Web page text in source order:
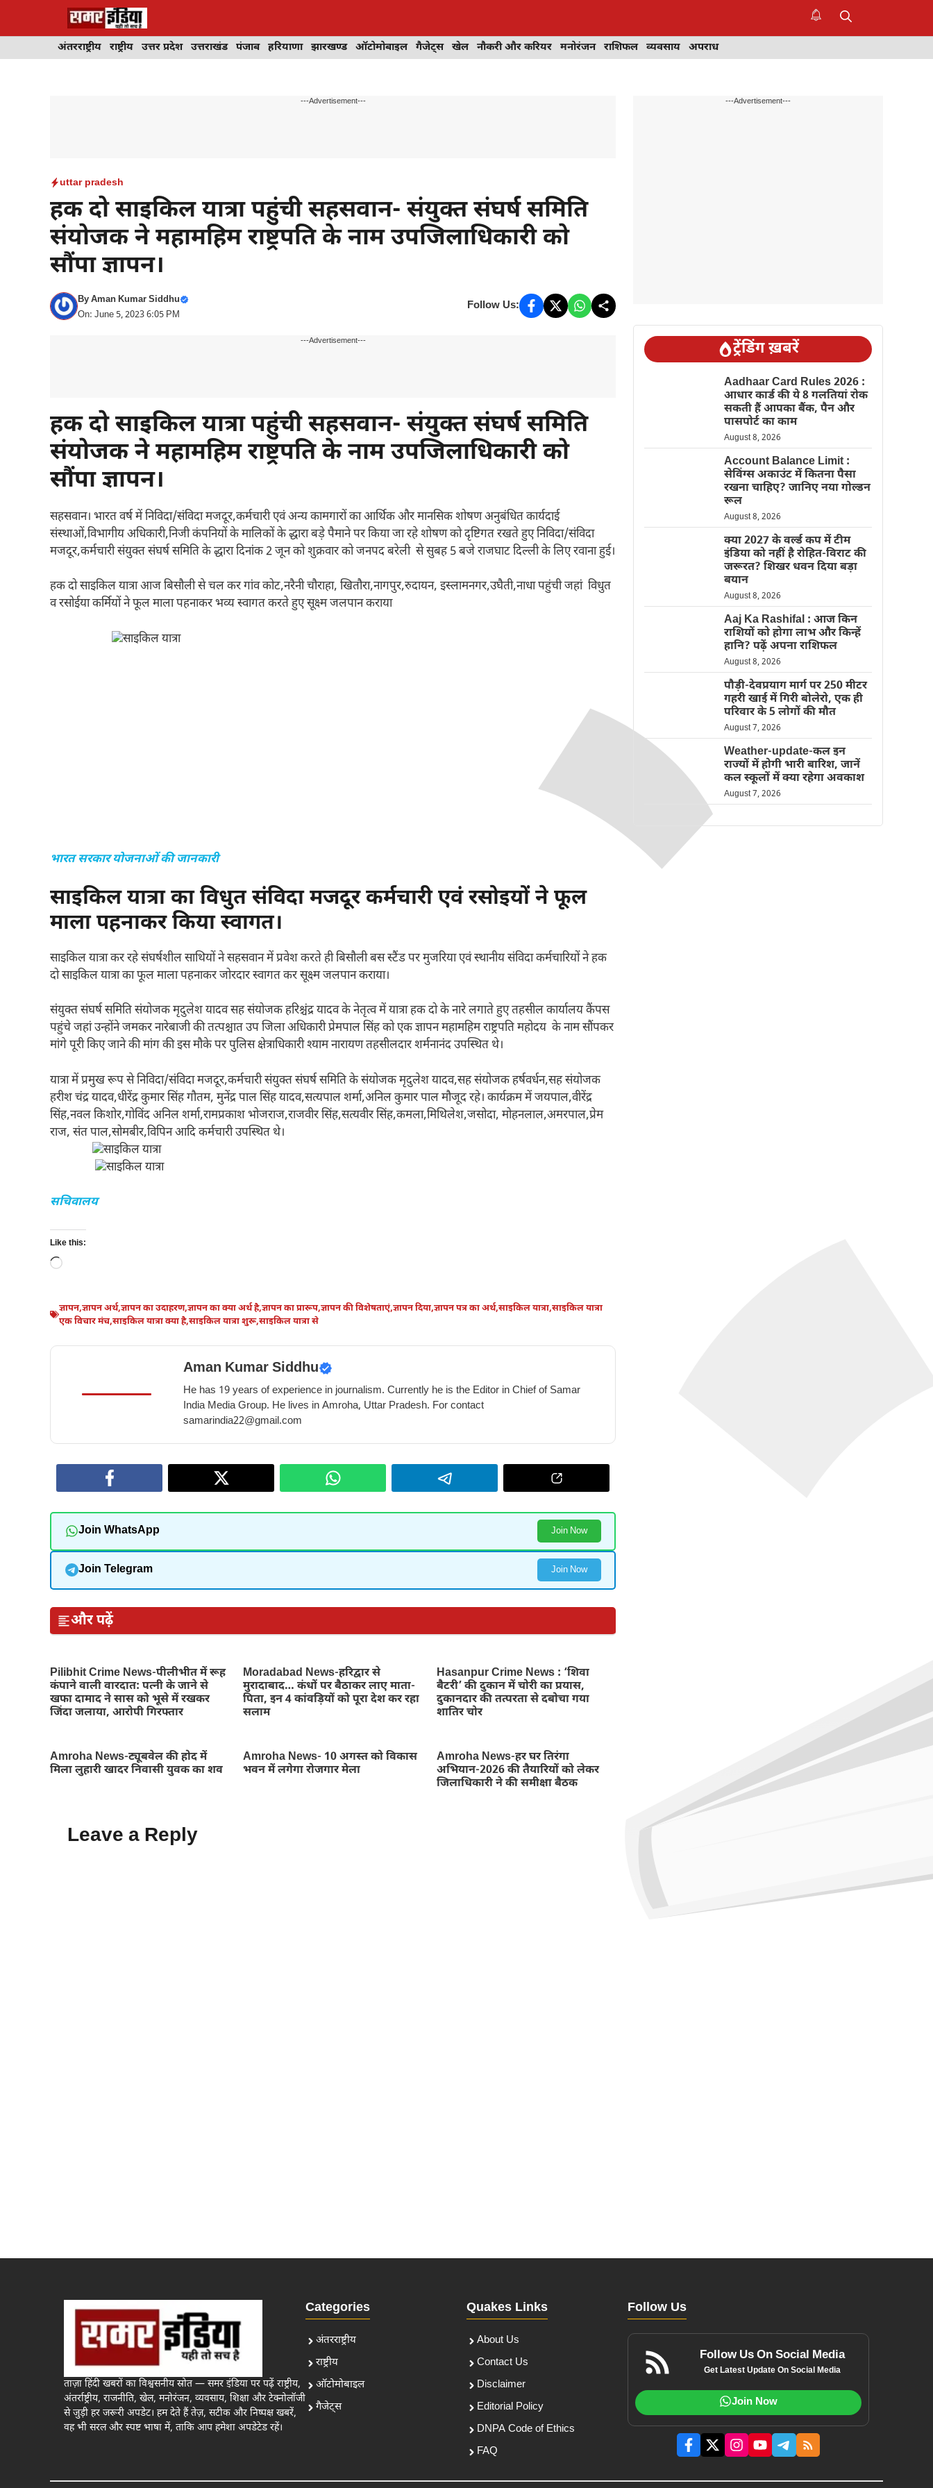
अंतरराष्ट्रीय राष्ट्रीय उत्तर प्रदेश उत्तराखंड पंजाब हरियाणा झारखण्ड ऑटोमोबाइल गैजेट्स खेल नौकरी और करियर मनोरंजन राशिफल व्यवसाय अपराध
---Advertisement---
uttar pradesh
हक दो साइकिल यात्रा पहुंची सहसवान- संयुक्त संघर्ष समिति
संयोजक ने महामहिम राष्ट्रपति के नाम उपजिलाधिकारी को
सौंपा ज्ञापन।
ByAman Kumar Siddhu
On: June 5, 2023 6:05 PM
Follow Us:
---Advertisement---
हक दो साइकिल यात्रा पहुंची सहसवान- संयुक्त संघर्ष समिति
संयोजक ने महामहिम राष्ट्रपति के नाम उपजिलाधिकारी को
सौंपा ज्ञापन।
सहसवान। भारत वर्ष में निविदा/संविदा मजदूर,कर्मचारी एवं अन्य कामगारों का आर्थिक और मानसिक शोषण अनुबंधित कार्यदाई
संस्थाओं,विभागीय अधिकारी,निजी कंपनियों के मालिकों के द्धारा बड़े पैमाने पर किया जा रहे शोषण को दृष्टिगत रखते हुए निविदा/संविदा
मजदूर,कर्मचारी संयुक्त संघर्ष समिति के द्धारा दिनांक 2 जून को शुक्रवार को जनपद बरेली से सुबह 5 बजे राजघाट दिल्ली के लिए रवाना हुई।
हक दो साइकिल यात्रा आज बिसौली से चल कर गांव कोट,नरैनी चौराहा, खितौरा,नागपुर,रुदायन, इस्लामनगर,उघैती,नाधा पहुंची जहां विधुत
व रसोईया कर्मियों ने फूल माला पहनाकर भव्य स्वागत करते हुए सूक्ष्म जलपान कराया
भारत सरकार योजनाओं की जानकारी
साइकिल यात्रा का विधुत संविदा मजदूर कर्मचारी एवं रसोइयों ने फूल
माला पहनाकर किया स्वागत।
साइकिल यात्रा कर रहे संघर्षशील साथियों ने सहसवान में प्रवेश करते ही बिसौली बस स्टैंड पर मुजरिया एवं स्थानीय संविदा कर्मचारियों ने हक
दो साइकिल यात्रा का फूल माला पहनाकर जोरदार स्वागत कर सूक्ष्म जलपान कराया।
संयुक्त संघर्ष समिति संयोजक मृदुलेश यादव सह संयोजक हरिश्चंद्र यादव के नेतृत्व में यात्रा हक दो के नारे लगाते हुए तहसील कार्यालय कैंपस
पहुंचे जहां उन्होंने जमकर नारेबाजी की तत्पश्चात उप जिला अधिकारी प्रेमपाल सिंह को एक ज्ञापन महामहिम राष्ट्रपति महोदय के नाम सौंपकर
मांगे पूरी किए जाने की मांग की इस मौके पर पुलिस क्षेत्राधिकारी श्याम नारायण तहसीलदार शर्मनानंद उपस्थित थे।
यात्रा में प्रमुख रूप से निविदा/संविदा मजदूर,कर्मचारी संयुक्त संघर्ष समिति के संयोजक मृदुलेश यादव,सह संयोजक हर्षवर्धन,सह संयोजक
हरीश चंद्र यादव,धीरेंद्र कुमार सिंह गौतम, मुनेंद्र पाल सिंह यादव,सत्यपाल शर्मा,अनिल कुमार पाल मौजूद रहे। कार्यक्रम में जयपाल,वीरेंद्र
सिंह,नवल किशोर,गोविंद अनिल शर्मा,रामप्रकाश भोजराज,राजवीर सिंह,सत्यवीर सिंह,कमला,मिथिलेश,जसोदा, मोहनलाल,अमरपाल,प्रेम
राज, संत पाल,सोमबीर,विपिन आदि कर्मचारी उपस्थित थे।
सचिवालय
Like this:
Loading…
ज्ञापन,ज्ञापन अर्थ,ज्ञापन का उदाहरण,ज्ञापन का क्या अर्थ है,ज्ञापन का प्रारूप,ज्ञापन की विशेषताएं,ज्ञापन दिया,ज्ञापन पत्र का अर्थ,साइकिल यात्रा,साइकिल यात्रा
एक विचार मंच,साइकिल यात्रा क्या है,साइकिल यात्रा शुरू,साइकिल यात्रा से
Aman Kumar Siddhu
He has 19 years of experience in journalism. Currently he is the Editor in Chief of Samar
India Media Group. He lives in Amroha, Uttar Pradesh. For contact
samarindia22@gmail.com
Join WhatsApp Join Now
Join Telegram Join Now
और पढ़ें
Pilibhit Crime News-पीलीभीत में रूह
कंपाने वाली वारदात: पत्नी के जाने से
खफा दामाद ने सास को भूसे में रखकर
जिंदा जलाया, आरोपी गिरफ्तार
Moradabad News-हरिद्वार से
मुरादाबाद… कंधों पर बैठाकर लाए माता-
पिता, इन 4 कांवड़ियों को पूरा देश कर रहा
सलाम
Hasanpur Crime News : ‘शिवा
बैटरी’ की दुकान में चोरी का प्रयास,
दुकानदार की तत्परता से दबोचा गया
शातिर चोर
Amroha News-ट्यूबवेल की होद में
मिला लुहारी खादर निवासी युवक का शव
Amroha News- 10 अगस्त को विकास
भवन में लगेगा रोजगार मेला
Amroha News-हर घर तिरंगा
अभियान-2026 की तैयारियों को लेकर
जिलाधिकारी ने की समीक्षा बैठक
Leave a Reply
---Advertisement---
ट्रेंडिंग ख़बरें
Aadhaar Card Rules 2026 :
आधार कार्ड की ये 8 गलतियां रोक
सकती हैं आपका बैंक, पैन और
पासपोर्ट का काम
August 8, 2026
Account Balance Limit :
सेविंग्स अकाउंट में कितना पैसा
रखना चाहिए? जानिए नया गोल्डन
रूल
August 8, 2026
क्या 2027 के वर्ल्ड कप में टीम
इंडिया को नहीं है रोहित-विराट की
जरूरत? शिखर धवन दिया बड़ा
बयान
August 8, 2026
Aaj Ka Rashifal : आज किन
राशियों को होगा लाभ और किन्हें
हानि? पढ़ें अपना राशिफल
August 8, 2026
पौड़ी-देवप्रयाग मार्ग पर 250 मीटर
गहरी खाई में गिरी बोलेरो, एक ही
परिवार के 5 लोगों की मौत
August 7, 2026
Weather-update-कल इन
राज्यों में होगी भारी बारिश, जानें
कल स्कूलों में क्या रहेगा अवकाश
August 7, 2026
ताज़ा हिंदी खबरों का विश्वसनीय स्रोत — समर इंडिया पर पढ़ें राष्ट्रीय,
अंतर्राष्ट्रीय, राजनीति, खेल, मनोरंजन, व्यवसाय, शिक्षा और टेक्नोलॉजी
से जुड़ी हर जरूरी अपडेट। हम देते हैं तेज़, सटीक और निष्पक्ष खबरें,
वह भी सरल और स्पष्ट भाषा में, ताकि आप हमेशा अपडेटेड रहें।
Categories
अंतरराष्ट्रीय
राष्ट्रीय
ऑटोमोबाइल
गैजेट्स
Quakes Links
About Us
Contact Us
Disclaimer
Editorial Policy
DNPA Code of Ethics
FAQ
Follow Us
Follow Us On Social Media
Get Latest Update On Social Media
Join Now